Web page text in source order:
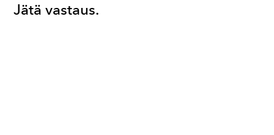
Jätä vastaus.